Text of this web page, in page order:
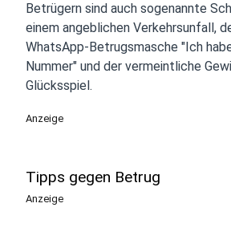
Betrügern sind auch sogenannte
einem angeblichen Verkehrsunfall,
WhatsApp-Betrugsmasche "Ich
Nummer" und der vermeintliche
Glücksspiel.
Anzeige
Tipps gegen Betrug
Anzeige